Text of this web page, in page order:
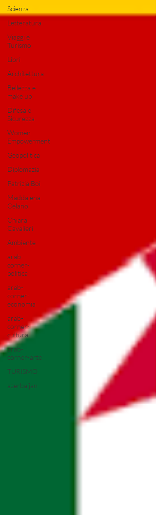
Scienza
Letteratura
Viaggi e
Turismo
Libri
Architettura
Bellezza e
make up
Difesa e
Sicurezza
Women
Empowerment
Geopolitica
Diplomazia
Patrizia Boi
Maddalena
Celano
Chiara
Cavalieri
Ambiente
arab-
corner-
politica
arab-
corner-
economia
arab-
corner-
cultura
arab-
corner-arte
TURISMO
azerbaijan